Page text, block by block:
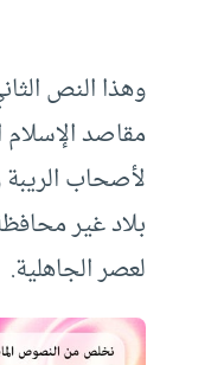
وهذا النص
مقاصد
لأصحاب
بلاد غير
لعصر الجاهلية.